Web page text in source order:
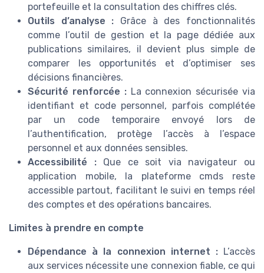
portefeuille et la consultation des chiffres clés.
Outils d’analyse : Grâce à des fonctionnalités
comme l’outil de gestion et la page dédiée aux
publications similaires, il devient plus simple de
comparer les opportunités et d’optimiser ses
décisions financières.
Sécurité renforcée :La connexion sécurisée via
identifiant et code personnel, parfois complétée
par un code temporaire envoyé lors de
l’authentification, protège l’accès à l’espace
personnel et aux données sensibles.
Accessibilité :Que ce soit via navigateur ou
application mobile, la plateforme cmds reste
accessible partout, facilitant le suivi en temps réel
des comptes et des opérations bancaires.
Limites à prendre en compte
Dépendance à la connexion internet :L’accès
aux services nécessite une connexion fiable, ce qui